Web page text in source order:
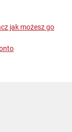
jak możesz go